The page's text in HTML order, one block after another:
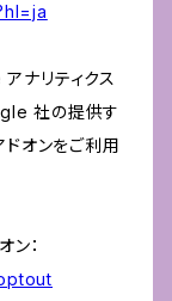
ナリティクス
社の提供す
オンをご利用
ン：